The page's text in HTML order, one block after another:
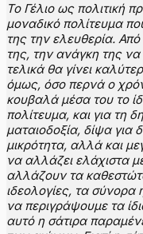
Το Γέλιο ως πολιτική
μοναδικό πολίτευμα
της την ελευθερία.
της, την ανάγκη της
τελικά θα γίνει
όμως, όσο περνά ο
κουβαλά μέσα του το
πολίτευμα, και για τη
ματαιοδοξία, δίψα για
μικρότητα, αλλά και
να αλλάζει ελάχιστα
αλλάζουν τα
ιδεολογίες, τα σύνορα
να περιγράψουμε τα
αυτό η σάτιρα